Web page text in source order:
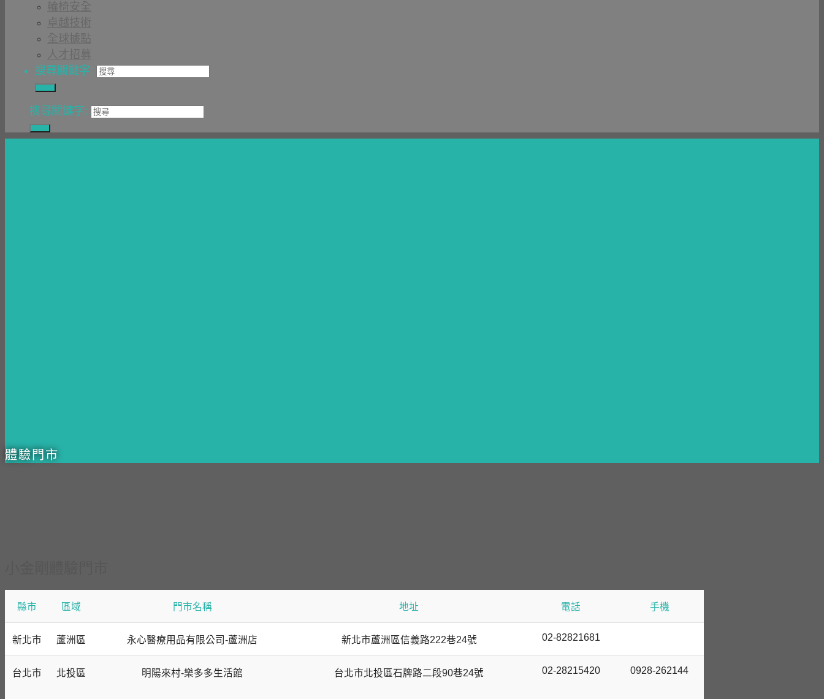
輪椅安全
卓越技術
全球據點
人才招募
搜尋關鍵字:
搜尋關鍵字:
體驗門市
縣市 區域 門市名稱 地址 電話 手機
新北市 蘆洲區 永心醫療用品有限公司-蘆洲店 新北市蘆洲區信義路222巷24號 02-82821681
台北市 北投區 明陽來村-樂多多生活館 台北市北投區石牌路二段90巷24號 02-28215420 0928-262144